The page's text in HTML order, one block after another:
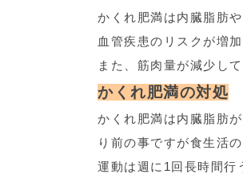
かくれ肥満は内臓脂肪
血管疾患のリスクが増加
また、筋肉量が減少し
かくれ肥満の対処
かくれ肥満は内臓脂肪
り前の事ですが食生活
運動は週に1回長時間行